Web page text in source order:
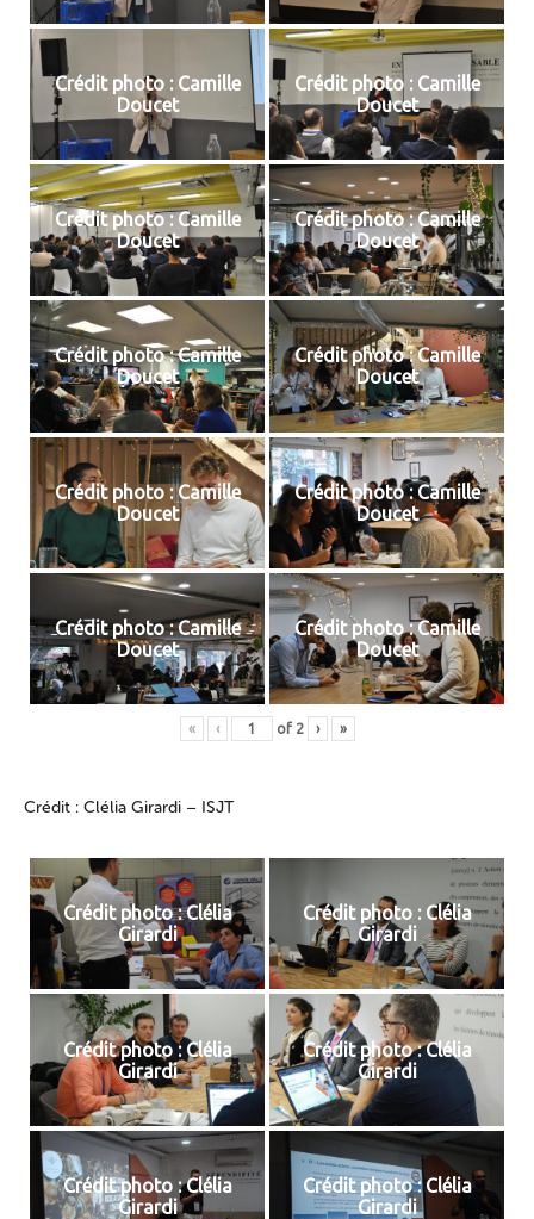
Crédit photo : Camille
Doucet
Crédit photo : Camille
Doucet
Crédit photo : Camille
Doucet
Crédit photo : Camille
Doucet
Crédit photo : Camille
Doucet
Crédit photo : Camille
Doucet
Crédit photo : Camille
Doucet
Crédit photo : Camille
Doucet
Crédit photo : Camille
Doucet
Crédit photo : Camille
Doucet
« ‹ of 2 › »
Crédit : Clélia Girardi – ISJT
Crédit photo : Clélia
Girardi
Crédit photo : Clélia
Girardi
Crédit photo : Clélia
Girardi
Crédit photo : Clélia
Girardi
Crédit photo : Clélia
Girardi
Crédit photo : Clélia
Girardi